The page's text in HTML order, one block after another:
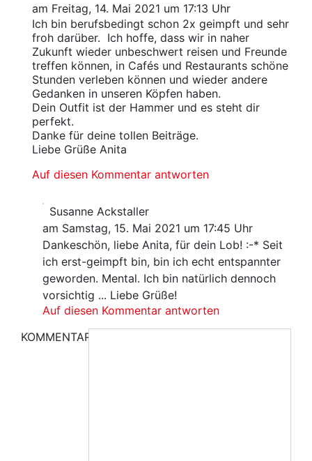
am Freitag, 14. Mai 2021 um 17:13 Uhr
Ich bin berufsbedingt schon 2x geimpft und sehr
froh darüber. Ich hoffe, dass wir in naher
Zukunft wieder unbeschwert reisen und Freunde
treffen können, in Cafés und Restaurants schöne
Stunden verleben können und wieder andere
Gedanken in unseren Köpfen haben.
Dein Outfit ist der Hammer und es steht dir
perfekt.
Danke für deine tollen Beiträge.
Liebe Grüße Anita
Auf diesen Kommentar antworten
Susanne Ackstaller
am Samstag, 15. Mai 2021 um 17:45 Uhr
Dankeschön, liebe Anita, für dein Lob! :-* Seit
ich erst-geimpft bin, bin ich echt entspannter
geworden. Mental. Ich bin natürlich dennoch
vorsichtig ... Liebe Grüße!
Auf diesen Kommentar antworten
KOMMENTAR